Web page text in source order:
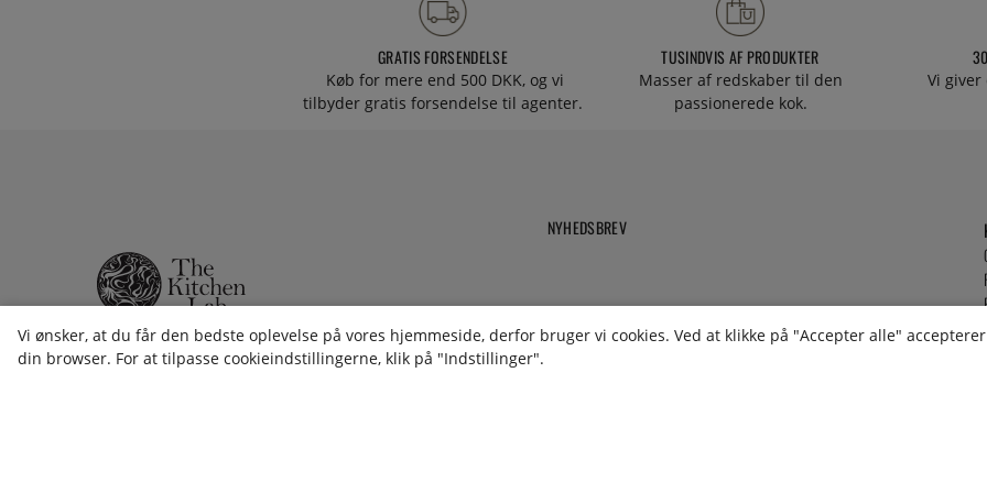
GRATIS FORSENDELSE
Køb for mere end 500 DKK, og vi
tilbyder gratis forsendelse til agenter.
TUSINDVIS AF PRODUKTER
Masser af redskaber til den
passionerede kok.
Vi
kundeservice@thekitchenlab.dk
+46 8 410 95 200
NYHEDSBREV
Vi ønsker, at du får den bedste oplevelse på vores hjemmeside, derfor bruger vi cookies. Ved at klikke på "Accepter alle"
din browser. For at tilpasse cookieindstillingerne, klik på "Indstillinger".